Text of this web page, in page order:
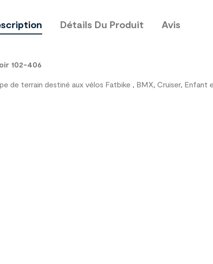
Détails Du Produit Avis
102-406
de terrain destiné aux vélos Fatbike , BMX, Cruiser, Enfant